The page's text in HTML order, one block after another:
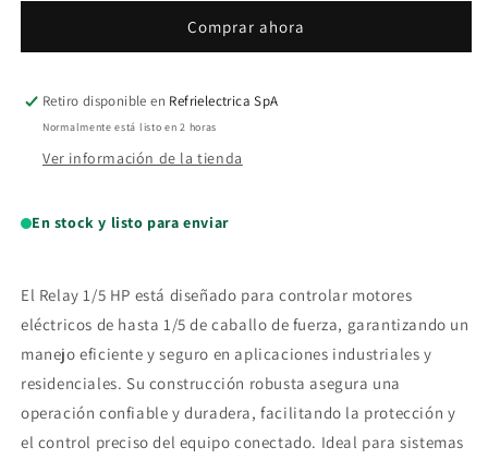
Comprar ahora
Retiro disponible en Refrielectrica SpA
Normalmente está listo en 2 horas
Ver información de la tienda
En stock y listo para enviar
El Relay 1/5 HP está diseñado para controlar motores
eléctricos de hasta 1/5 de caballo de fuerza, garantizando un
manejo eficiente y seguro en aplicaciones industriales y
residenciales. Su construcción robusta asegura una
operación confiable y duradera, facilitando la protección y
el control preciso del equipo conectado. Ideal para sistemas